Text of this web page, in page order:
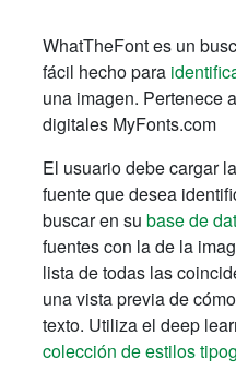
WhatTheFont es un
fácil hecho para
una imagen. Pertenece
digitales MyFonts.com
El usuario debe cargar
fuente que desea
buscar en su base de
fuentes con la de la
lista de todas las
una vista previa de
texto. Utiliza el deep
colección de estilos